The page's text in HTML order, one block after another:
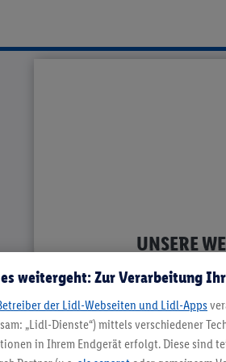
– 08.08.2026 | Lidl
UNSERE
weitergeht: Zur Verarbeitung
der Lidl-Webseiten und Lidl-Apps
„Lidl-Dienste“) mittels verschiedener
in Ihrem Endgerät erfolgt. Diese sind